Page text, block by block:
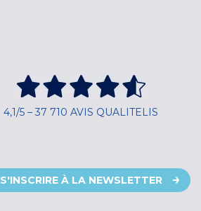
4,1/5 – 37 710 AVIS QUALITELIS
S'INSCRIRE À LA NEWSLETTER